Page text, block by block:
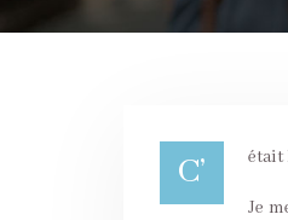
C’ était
Je